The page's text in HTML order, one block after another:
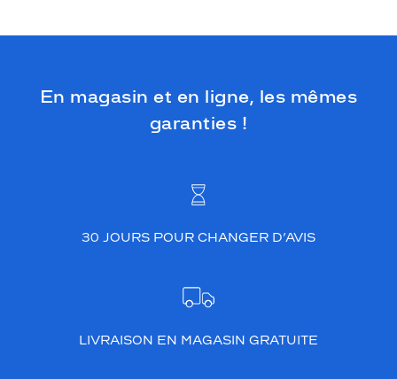
En magasin et en ligne, les mêmes
garanties !
30 JOURS POUR CHANGER D’AVIS
LIVRAISON EN MAGASIN GRATUITE